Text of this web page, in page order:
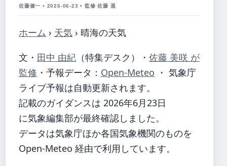
佐藤健一 • 2026-06-23 • 監修 佐藤 遥
ホーム › 天気 › 晴海の天気
文・ 田中 由紀 （特集デスク） ・ 佐藤 美咲 が
監修 ・ 予報データ： Open-Meteo ・ 気象庁
ライブ予報は自動更新されます。
記載のガイダンスは 2026年6月23日
に気象編集部が最終確認しました。
データは気象庁ほか各国気象機関のものを
Open-Meteo 経由で利用しています。